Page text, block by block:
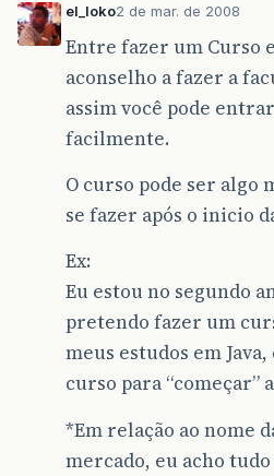
el_loko2 de mar. de 2008
Entre fazer um Curso
aconselho a fazer a
assim você pode
facilmente.
O curso pode ser algo
se fazer após o inicio
Ex:
Eu estou no segundo
pretendo fazer um
meus estudos em
curso para “começar”
*Em relação ao nome
mercado, eu acho